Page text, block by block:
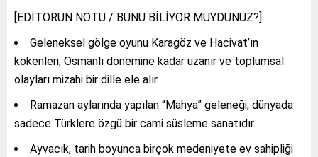
[EDİTÖRÜN NOTU / BUNU BİLİYOR MUYDUNUZ?]
Geleneksel gölge oyunu Karagöz ve Hacivat’ın
kökenleri, Osmanlı dönemine kadar uzanır ve toplumsal
olayları mizahi bir dille ele alır.
Ramazan aylarında yapılan “Mahya” geleneği, dünyada
sadece Türklere özgü bir cami süsleme sanatıdır.
Ayvacık, tarih boyunca birçok medeniyete ev sahipliği